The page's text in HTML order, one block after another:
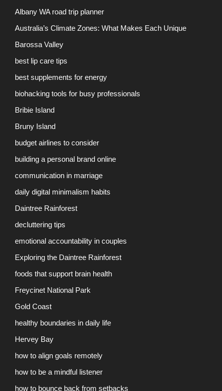
Albany WA road trip planner
Australia’s Climate Zones: What Makes Each Unique
Barossa Valley
best lip care tips
best supplements for energy
biohacking tools for busy professionals
Bribie Island
Bruny Island
budget airlines to consider
building a personal brand online
communication in marriage
daily digital minimalism habits
Daintree Rainforest
decluttering tips
emotional accountability in couples
Exploring the Daintree Rainforest
foods that support brain health
Freycinet National Park
Gold Coast
healthy boundaries in daily life
Hervey Bay
how to align goals remotely
how to be a mindful listener
how to bounce back from setbacks